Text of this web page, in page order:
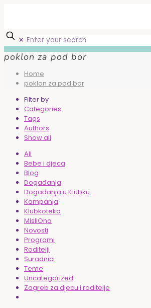
✕
poklon za pod bor
Home
poklon za pod bor
Filter by
Categories
Tags
Authors
Show all
All
Bebe i djeca
Blog
Događanja
Događanja u Klubku
Kampanja
Klubkoteka
MisliOna
Novosti
Programi
Roditelji
Suradnici
Teme
Uncategorized
Zagreb za djecu i roditelje